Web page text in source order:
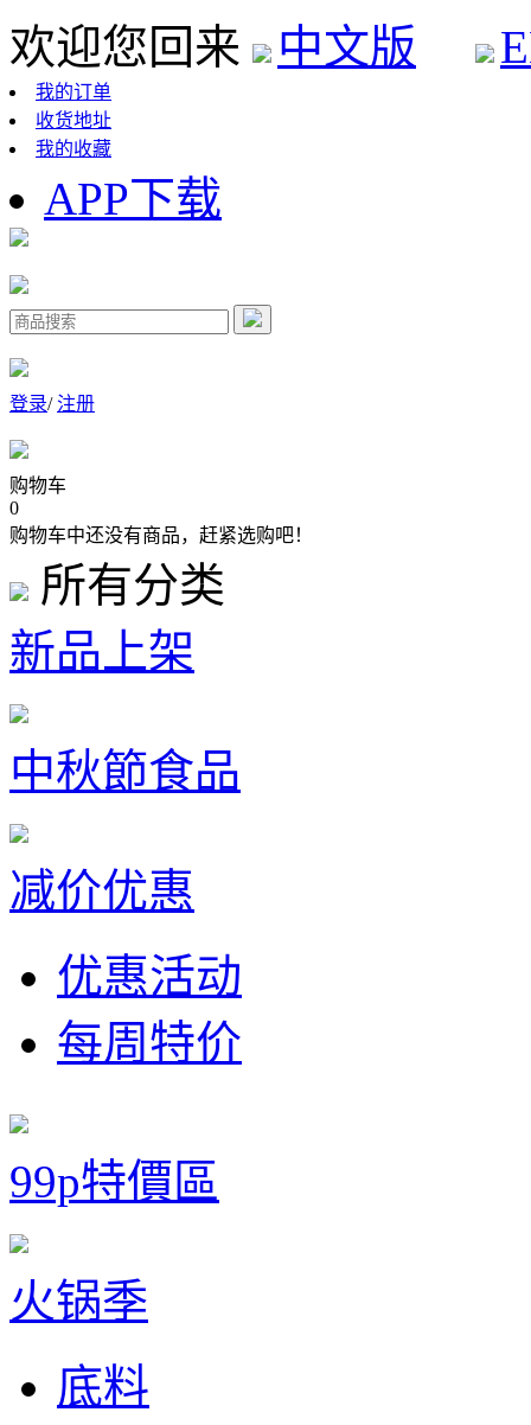
欢迎您回来 中文版
我的订单
收货地址
我的收藏
APP下载
登录/注册
购物车
0
购物车中还没有商品，赶紧选购吧！
所有分类
新品上架
中秋節食品
减价优惠
优惠活动
每周特价
99p特價區
火锅季
底料